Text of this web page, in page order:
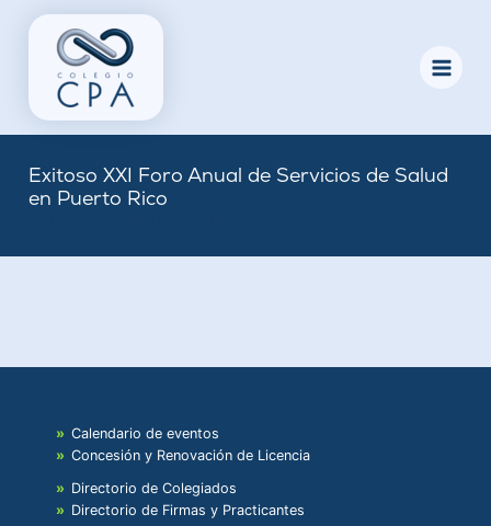
Exitoso XXI Foro Anual de Servicios de Salud
en Puerto Rico
Calendario de eventos
Concesión y Renovación de Licencia
Directorio de Colegiados
Directorio de Firmas y Practicantes